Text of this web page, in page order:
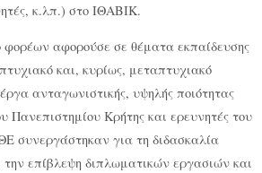
κ.λπ.) στο ΙΘΑΒΙΚ.
αφορούσε σε θέματα εκπαίδευσης
και, κυρίως, μεταπτυχιακό
ανταγωνιστικής, υψηλής ποιότητας
Πανεπιστημίου Κρήτης και ερευνητές του
συνεργάστηκαν για τη διδασκαλία
επίβλεψη διπλωματικών εργασιών και